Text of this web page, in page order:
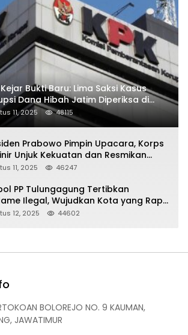
Kejar Bukti Baru: Lima Saksi Kasus
Dana Hibah Jatim Diperiksa di
11, 2025 48115
Prabowo Pimpin Upacara, Korps
Unjuk Kekuatan dan Resmikan
Baru
11, 2025 46247
PP Tulungagung Tertibkan
Ilegal, Wujudkan Kota yang Rapi
Indah
12, 2025 44602
BOLOREJO NO. 9 KAUMAN,
JAWATIMUR